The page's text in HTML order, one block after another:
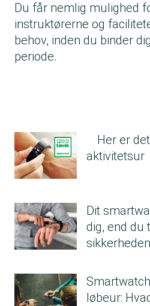
Du får nemlig mulighed
instruktørerne og
behov, inden du binder
periode.
Her er
aktivitetsur
Dit
dig, end du
løbeur: